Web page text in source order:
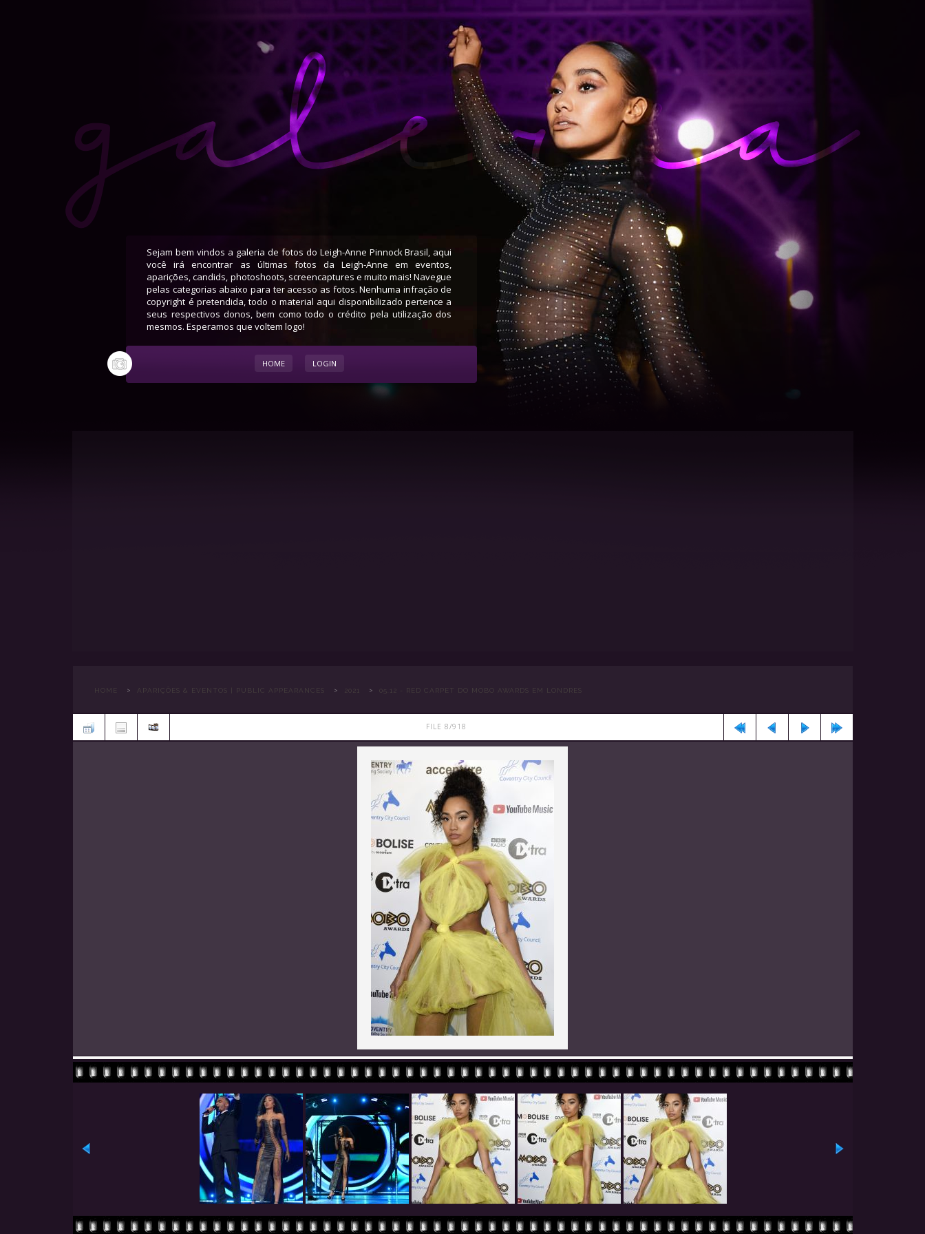
Sejam bem vindos a galeria de fotos do Leigh-Anne Pinnock Brasil, aqui
você irá encontrar as últimas fotos da Leigh-Anne em eventos,
aparições, candids, photoshoots, screencaptures e muito mais! Navegue
pelas categorias abaixo para ter acesso as fotos. Nenhuma infração de
copyright é pretendida, todo o material aqui disponibilizado pertence a
seus respectivos donos, bem como todo o crédito pela utilização dos
mesmos. Esperamos que voltem logo!
HOME LOGIN
HOME > APARIÇÕES & EVENTOS | PUBLIC APPEARANCES > 2021 > 05.12 - RED CARPET DO MOBO AWARDS EM LONDRES
FILE 8/918